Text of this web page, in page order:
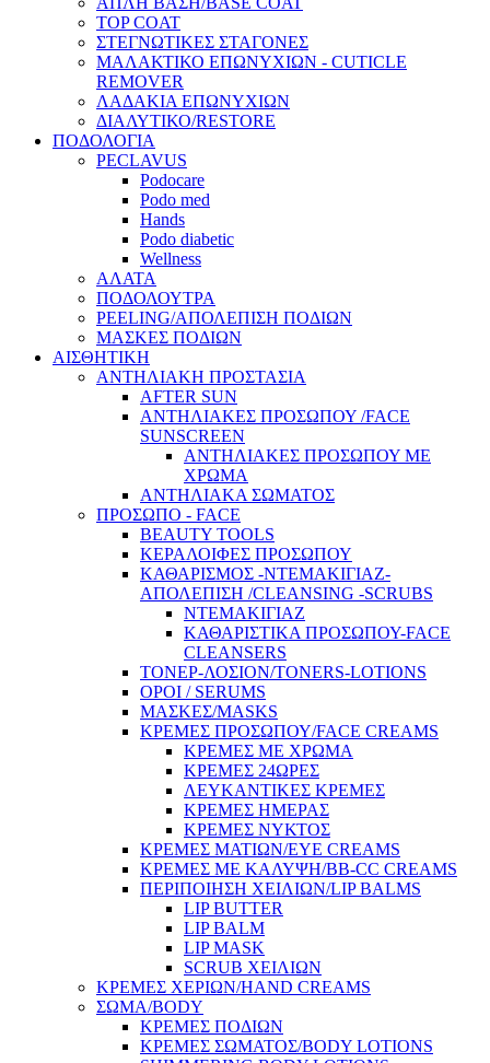
TOP COAT
ΣΤΕΓΝΩΤΙΚΕΣ ΣΤΑΓΟΝΕΣ
ΜΑΛΑΚΤΙΚΟ ΕΠΩΝΥΧΙΩΝ - CUTICLE
REMOVER
ΛΑΔΑΚΙΑ ΕΠΩΝΥΧΙΩΝ
ΔΙΑΛΥΤΙΚΟ/RESTORE
ΠΟΔΟΛΟΓΙΑ
PECLAVUS
Podocare
Podo med
Hands
Podo diabetic
Wellness
ΑΛΑΤΑ
ΠΟΔΟΛΟΥΤΡΑ
PEELING/ΑΠΟΛΕΠΙΣΗ ΠΟΔΙΩΝ
ΜΑΣΚΕΣ ΠΟΔΙΩΝ
ΑΙΣΘΗΤΙΚΗ
ΑΝΤΗΛΙΑΚΗ ΠΡΟΣΤΑΣΙΑ
AFTER SUN
ΑΝΤΗΛΙΑΚΕΣ ΠΡΟΣΩΠΟΥ /FACE
SUNSCREEN
ΑΝΤΗΛΙΑΚΕΣ ΠΡΟΣΩΠΟΥ ΜΕ
ΧΡΩΜΑ
ΑΝΤΗΛΙΑΚΑ ΣΩΜΑΤΟΣ
ΠΡΟΣΩΠΟ - FACE
BEAUTY TOOLS
ΚΕΡΑΛΟΙΦΕΣ ΠΡΟΣΩΠΟΥ
ΚΑΘΑΡΙΣΜΟΣ -ΝΤΕΜΑΚΙΓΙΑΖ-
ΑΠΟΛΕΠΙΣΗ /CLEANSING -SCRUBS
ΝΤΕΜΑΚΙΓΙΑΖ
ΚΑΘΑΡΙΣΤΙΚΑ ΠΡΟΣΩΠΟΥ-FACE
CLEANSERS
ΤΟΝΕΡ-ΛΟΣΙΟΝ/TONERS-LOTIONS
ΟΡΟΙ / SERUMS
ΜΑΣΚΕΣ/MASKS
ΚΡΕΜΕΣ ΠΡΟΣΩΠΟΥ/FACE CREAMS
ΚΡΕΜΕΣ ΜΕ ΧΡΩΜΑ
ΚΡΕΜΕΣ 24ΩΡΕΣ
ΛΕΥΚΑΝΤΙΚΕΣ ΚΡΕΜΕΣ
ΚΡΕΜΕΣ ΗΜΕΡΑΣ
ΚΡΕΜΕΣ ΝΥΚΤΟΣ
ΚΡΕΜΕΣ ΜΑΤΙΩΝ/EYE CREAMS
ΚΡΕΜΕΣ ΜΕ ΚΑΛΥΨΗ/BB-CC CREAMS
ΠΕΡΙΠΟΙΗΣΗ ΧΕΙΛΙΩΝ/LIP BALMS
LIP BUTTER
LIP BALM
LIP MASK
SCRUB ΧΕΙΛΙΩΝ
ΚΡΕΜΕΣ ΧΕΡΙΩΝ/HAND CREAMS
ΣΩΜΑ/BODY
ΚΡΕΜΕΣ ΠΟΔΙΩΝ
ΚΡΕΜΕΣ ΣΩΜΑΤΟΣ/BODY LOTIONS